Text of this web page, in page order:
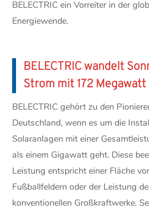
BELECTRIC ein Vorreiter in der
Energiewende.
BELECTRIC wandelt
Strom mit 172 Megawatt
BELECTRIC gehört zu den
Deutschland, wenn es um die
Solaranlagen mit einer
als einem Gigawatt geht. Diese
Leistung entspricht einer Fläche
Fußballfeldern oder der Leistung
konventionellen Großkraftwerke.